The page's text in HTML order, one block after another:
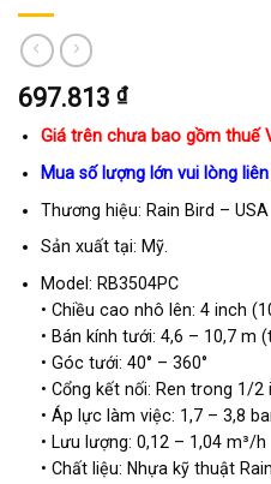
697.813 ₫
Giá trên chưa bao gồm thuế
Mua số lượng lớn vui lòng
Thương hiệu: Rain Bird – USA
Sản xuất tại: Mỹ.
Model: RB3504PC
• Chiều cao nhô lên: 4 inch
• Bán kính tưới: 4,6 – 10,7 m
• Góc tưới: 40° – 360°
• Cổng kết nối: Ren trong 1/2
• Áp lực làm việc: 1,7 – 3,8
• Lưu lượng: 0,12 – 1,04 m³/h
• Chất liệu: Nhựa kỹ thuật